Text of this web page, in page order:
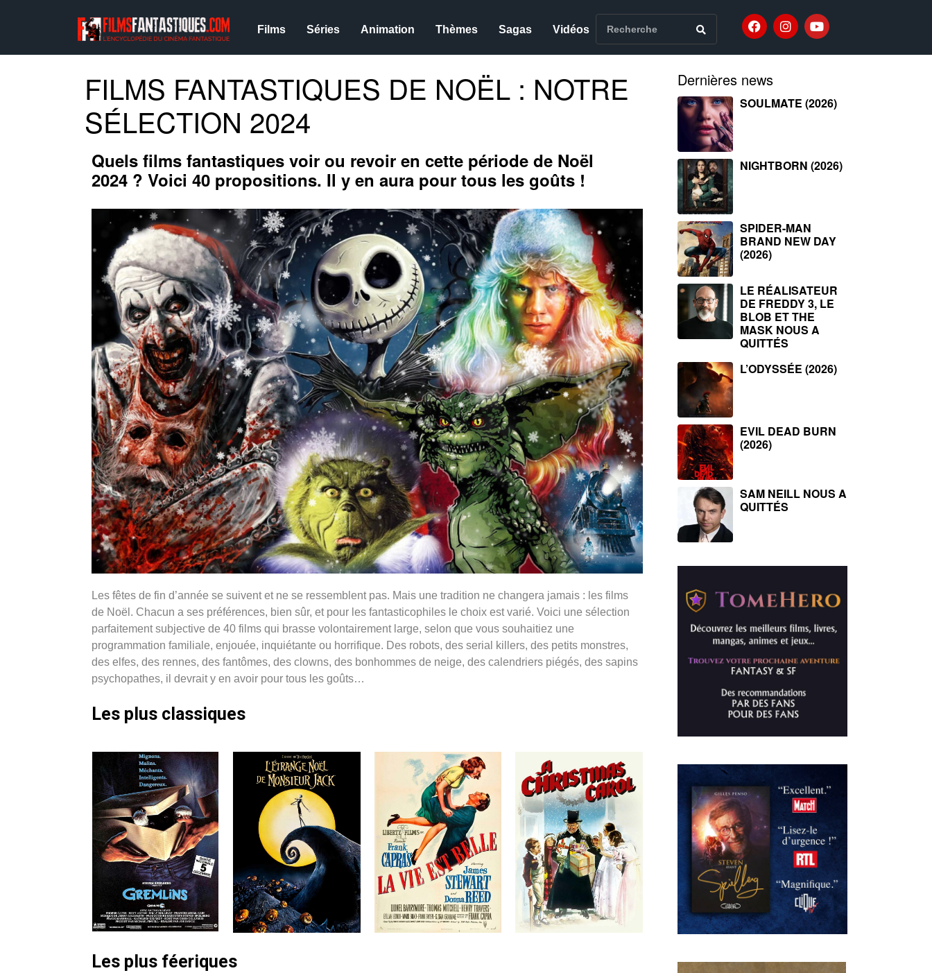
Films Séries Animation Thèmes Sagas Vidéos
FILMS FANTASTIQUES DE NOËL : NOTRE
SÉLECTION 2024
Quels films fantastiques voir ou revoir en cette période de Noël
2024 ? Voici 40 propositions. Il y en aura pour tous les goûts !
Les fêtes de fin d’année se suivent et ne se ressemblent pas. Mais une tradition ne changera jamais : les films
de Noël. Chacun a ses préférences, bien sûr, et pour les fantasticophiles le choix est varié. Voici une sélection
parfaitement subjective de 40 films qui brasse volontairement large, selon que vous souhaitiez une
programmation familiale, enjouée, inquiétante ou horrifique. Des robots, des serial killers, des petits monstres,
des elfes, des rennes, des fantômes, des clowns, des bonhommes de neige, des calendriers piégés, des sapins
psychopathes, il devrait y en avoir pour tous les goûts…
Les plus classiques
Les plus féeriques
Dernières news
SOULMATE (2026)
NIGHTBORN (2026)
SPIDER-MAN
BRAND NEW DAY
(2026)
LE RÉALISATEUR
DE FREDDY 3, LE
BLOB ET THE
MASK NOUS A
QUITTÉS
L’ODYSSÉE (2026)
EVIL DEAD BURN
(2026)
SAM NEILL NOUS A
QUITTÉS